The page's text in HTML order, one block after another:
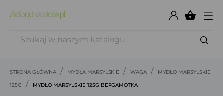

STRONA GŁÓWNA MYDŁA MARSYLSKIE WAGA
MYDŁO MARSYLSKIE
125G
MYDŁO MARSYLSKIE 125G BERGAMOTKA